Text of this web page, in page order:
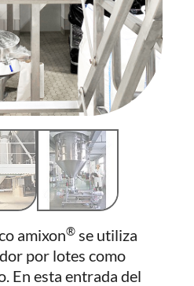
amixon® se utiliza
por lotes como
En esta entrada del